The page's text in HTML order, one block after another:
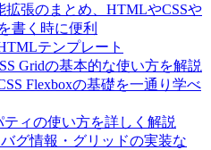
拡張のまとめ、HTMLやCSSや
書く時に便利
テンプレート
Gridの基本的な使い方を解説
Flexboxの基礎を一通り学べ
ティの使い方を詳しく解説
グ情報・グリッドの実装な